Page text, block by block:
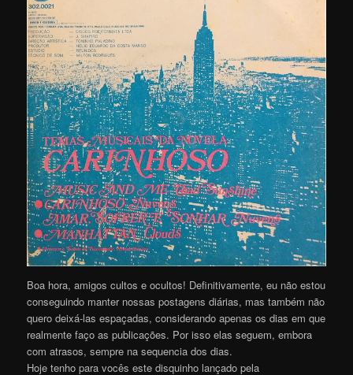
Boa hora, amigos cultos e ocultos! Definitivamente, eu não estou
conseguindo manter nossas postagens diárias, mas também não
quero deixá-las espaçadas, considerando apenas os dias em que
realmente faço as publicações. Por isso elas seguem, embora
com atrasos, sempre na sequencia dos dias.
Hoje tenho para vocês este disquinho lançado pela